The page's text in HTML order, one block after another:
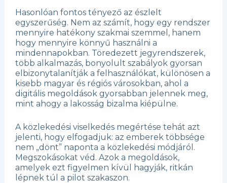
Hasonlóan fontos tényező az észlelt
egyszerűség. Nem az számít, hogy egy rendszer
mennyire hatékony szakmai szemmel, hanem
hogy mennyire könnyű használni a
mindennapokban. Töredezett jegyrendszerek,
több alkalmazás, bonyolult szabályok gyorsan
elbizonytalanítják a felhasználókat, különösen a
kisebb magyar és régiós városokban, ahol a
digitális megoldások gyorsabban jelennek meg,
mint ahogy a lakosság bizalma kiépülne.
A közlekedési viselkedés megértése tehát azt
jelenti, hogy elfogadjuk: az emberek többsége
nem „dönt” naponta a közlekedési módjáról.
Megszokásokat véd. Azok a megoldások,
amelyek ezt figyelmen kívül hagyják, ritkán
lépnek túl a pilot szakaszon.